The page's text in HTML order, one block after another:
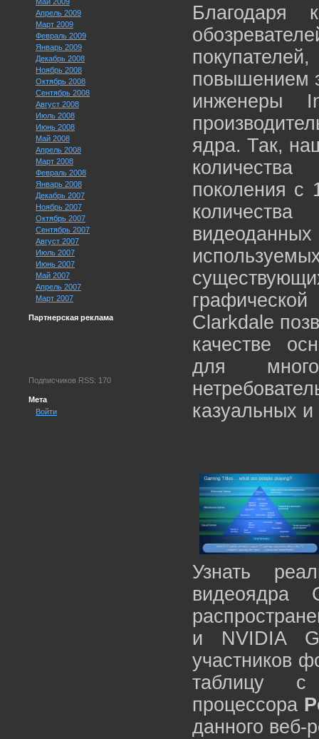
Апрель 2009
Март 2009
Февраль 2009
Январь 2009
Декабрь 2008
Ноябрь 2008
Октябрь 2008
Сентябрь 2008
Август 2008
Июль 2008
Июнь 2008
Май 2008
Апрель 2008
Март 2008
Февраль 2008
Январь 2008
Декабрь 2007
Ноябрь 2007
Октябрь 2007
Сентябрь 2007
Август 2007
Июль 2007
Июнь 2007
Май 2007
Апрель 2007
Март 2007
Партнерская реклама
Подписчиков RSS: 170
Мета
Войти
Благодаря
повышением
инженеры
ядра. Так,
поколения с
Clarkdale
качестве
для
казуальных
Узнать
видеоядра
и NVIDIA
участников
таблицу с
процессора
данного веб-